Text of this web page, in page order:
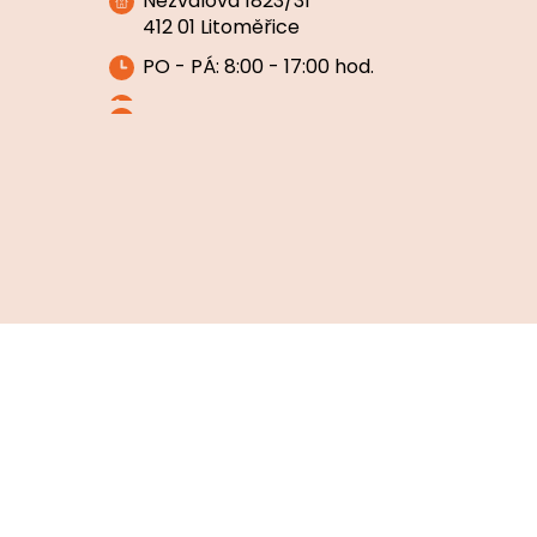
412 01 Litoměřice
PO - PÁ: 8:00 - 17:00 hod.